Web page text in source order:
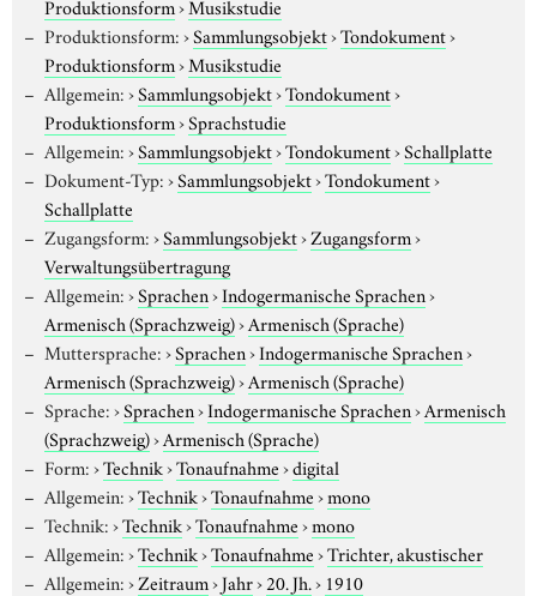
Produktionsform›Musikstudie
Produktionsform:›Sammlungsobjekt›Tondokument›
Produktionsform›Musikstudie
Allgemein:›Sammlungsobjekt›Tondokument›
Produktionsform›Sprachstudie
Allgemein:›Sammlungsobjekt›Tondokument›Schallplatte
Dokument-Typ:›Sammlungsobjekt›Tondokument›
Schallplatte
Zugangsform:›Sammlungsobjekt›Zugangsform›
Verwaltungsübertragung
Allgemein:›Sprachen›Indogermanische Sprachen›
Armenisch (Sprachzweig)›Armenisch (Sprache)
Muttersprache:›Sprachen›Indogermanische Sprachen›
Armenisch (Sprachzweig)›Armenisch (Sprache)
Sprache:›Sprachen›Indogermanische Sprachen›Armenisch
(Sprachzweig)›Armenisch (Sprache)
Form:›Technik›Tonaufnahme›digital
Allgemein:›Technik›Tonaufnahme›mono
Technik:›Technik›Tonaufnahme›mono
Allgemein:›Technik›Tonaufnahme›Trichter, akustischer
Allgemein:›Zeitraum›Jahr›20. Jh.› 1910